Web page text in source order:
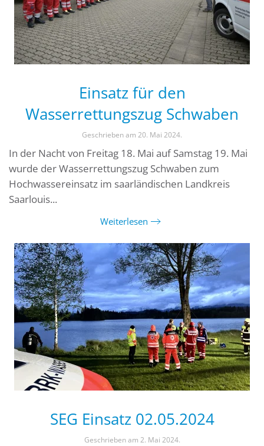
Einsatz für den
Wasserrettungszug Schwaben
Geschrieben am 20. Mai 2024.
In der Nacht von Freitag 18. Mai auf Samstag 19. Mai
wurde der Wasserrettungszug Schwaben zum
Hochwassereinsatz im saarländischen Landkreis
Saarlouis...
Weiterlesen
SEG Einsatz 02.05.2024
Geschrieben am 2. Mai 2024.